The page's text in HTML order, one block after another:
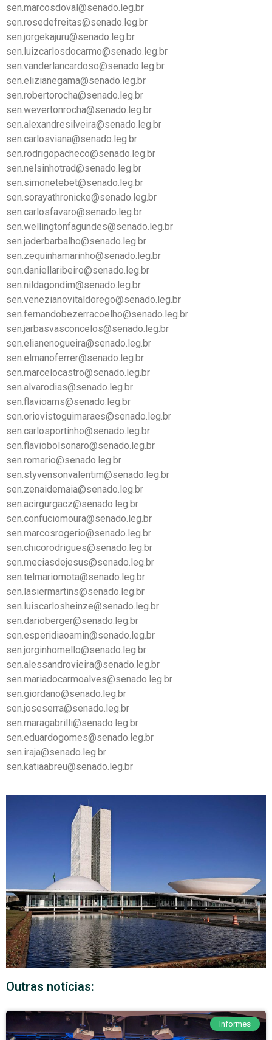
sen.marcosdoval@senado.leg.br
sen.rosedefreitas@senado.leg.br
sen.jorgekajuru@senado.leg.br
sen.luizcarlosdocarmo@senado.leg.br
sen.vanderlancardoso@senado.leg.br
sen.elizianegama@senado.leg.br
sen.robertorocha@senado.leg.br
sen.wevertonrocha@senado.leg.br
sen.alexandresilveira@senado.leg.br
sen.carlosviana@senado.leg.br
sen.rodrigopacheco@senado.leg.br
sen.nelsinhotrad@senado.leg.br
sen.simonetebet@senado.leg.br
sen.sorayathronicke@senado.leg.br
sen.carlosfavaro@senado.leg.br
sen.wellingtonfagundes@senado.leg.br
sen.jaderbarbalho@senado.leg.br
sen.zequinhamarinho@senado.leg.br
sen.daniellaribeiro@senado.leg.br
sen.nildagondim@senado.leg.br
sen.venezianovitaldorego@senado.leg.br
sen.fernandobezerracoelho@senado.leg.br
sen.jarbasvasconcelos@senado.leg.br
sen.elianenogueira@senado.leg.br
sen.elmanoferrer@senado.leg.br
sen.marcelocastro@senado.leg.br
sen.alvarodias@senado.leg.br
sen.flavioarns@senado.leg.br
sen.oriovistoguimaraes@senado.leg.br
sen.carlosportinho@senado.leg.br
sen.flaviobolsonaro@senado.leg.br
sen.romario@senado.leg.br
sen.styvensonvalentim@senado.leg.br
sen.zenaidemaia@senado.leg.br
sen.acirgurgacz@senado.leg.br
sen.confuciomoura@senado.leg.br
sen.marcosrogerio@senado.leg.br
sen.chicorodrigues@senado.leg.br
sen.meciasdejesus@senado.leg.br
sen.telmariomota@senado.leg.br
sen.lasiermartins@senado.leg.br
sen.luiscarlosheinze@senado.leg.br
sen.darioberger@senado.leg.br
sen.esperidiaoamin@senado.leg.br
sen.jorginhomello@senado.leg.br
sen.alessandrovieira@senado.leg.br
sen.mariadocarmoalves@senado.leg.br
sen.giordano@senado.leg.br
sen.joseserra@senado.leg.br
sen.maragabrilli@senado.leg.br
sen.eduardogomes@senado.leg.br
sen.iraja@senado.leg.br
sen.katiaabreu@senado.leg.br
Outras notícias:
Informes